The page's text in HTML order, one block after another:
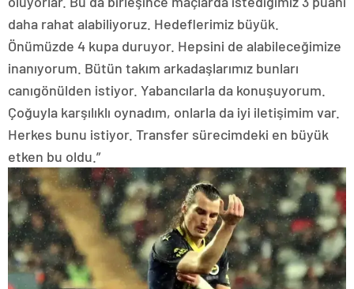
daha rahat alabiliyoruz. Hedeflerimiz büyük.
Önümüzde 4 kupa duruyor. Hepsini de alabileceğimize
inanıyorum. Bütün takım arkadaşlarımız bunları
canıgönülden istiyor. Yabancılarla da konuşuyorum.
Çoğuyla karşılıklı oynadım, onlarla da iyi iletişimim var.
Herkes bunu istiyor. Transfer sürecimdeki en büyük
etken bu oldu.”